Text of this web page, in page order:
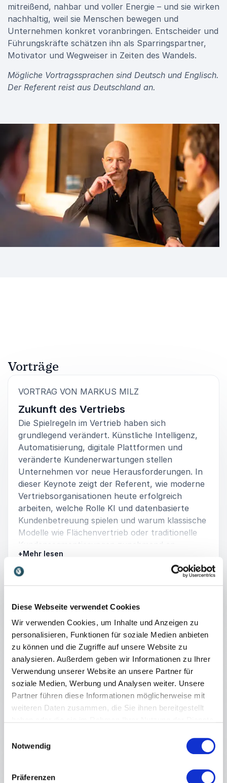
Diese Webseite verwendet Cookies
Wir verwenden Cookies, um Inhalte und Anzeigen zu
personalisieren, Funktionen für soziale Medien anbieten
zu können und die Zugriffe auf unsere Website zu
analysieren. Außerdem geben wir Informationen zu Ihrer
Verwendung unserer Website an unsere Partner für
soziale Medien, Werbung und Analysen weiter. Unsere
Partner führen diese Informationen möglicherweise mit
weiteren Daten zusammen, die Sie ihnen bereitgestellt
Notwendig
Präferenzen
mitreißend, nahbar und voller Energie – und sie wirken
nachhaltig, weil sie Menschen bewegen und
Unternehmen konkret voranbringen. Entscheider und
Führungskräfte schätzen ihn als Sparringspartner,
Motivator und Wegweiser in Zeiten des Wandels.
Mögliche Vortragssprachen sind Deutsch und Englisch.
Der Referent reist aus Deutschland an.
Vorträge
VORTRAG VON MARKUS MILZ
Zukunft des Vertriebs
Die Spielregeln im Vertrieb haben sich
grundlegend verändert. Künstliche Intelligenz,
Automatisierung, digitale Plattformen und
veränderte Kundenerwartungen stellen
Unternehmen vor neue Herausforderungen. In
dieser Keynote zeigt der Referent, wie moderne
Vertriebsorganisationen heute erfolgreich
arbeiten, welche Rolle KI und datenbasierte
Kundenbetreuung spielen und warum klassische
Modelle wie Flächenvertrieb oder traditionelle
Kundensegmentierungen zunehmend an
Bedeutung verlieren. Die Teilnehmer erhalten
konkrete Impulse, um Vertriebsteams
zukunftssicher aufzustellen, notwendige digitale
Veränderungen auch in unsicheren Zeiten
erfolgreich umzusetzen.
+Mehr lesen
Vortrag unverbindlich anfragen: Markus Milz
VORTRAG VON MARKUS MILZ
Systematischer Vertrieb: Planbarer
Umsatz statt Zufall
Viele Unternehmen verfügen über klare
Strategien, definierte Ziele und ambitionierte
Wachstumspläne. Doch in dynamischen Märkten
zeigt sich immer wieder: Nicht die Strategie
erfahren die Teilnehmer, wie Vertrieb zum
+ Mehr lesen
VORTRAG VON MARKUS MILZ